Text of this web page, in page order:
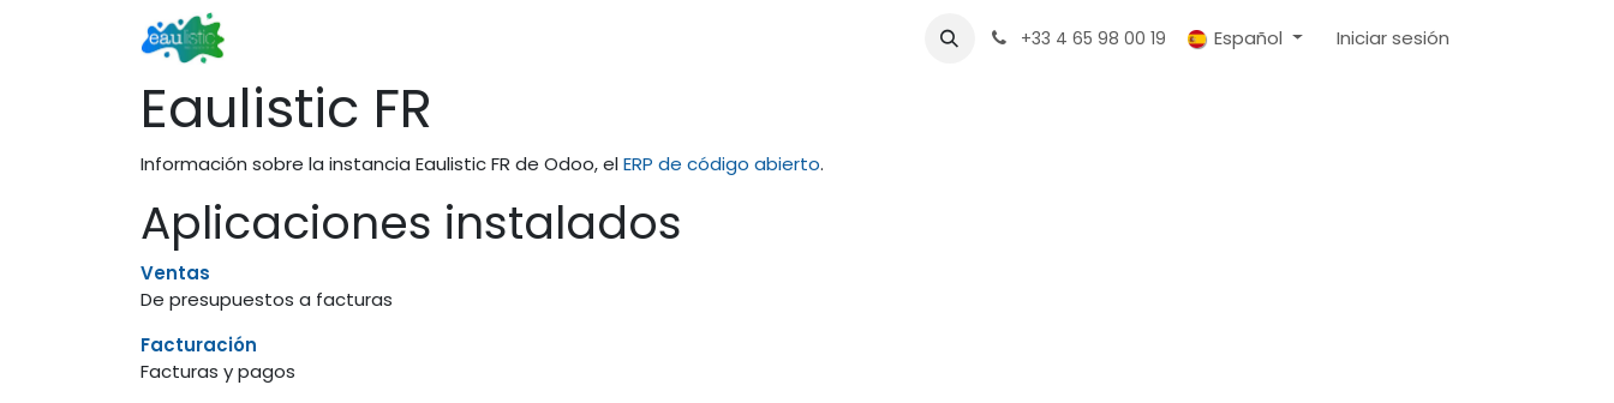
+33 4 65 98 00 19 Español Iniciar sesión
Eaulistic FR
Información sobre la instancia Eaulistic FR de Odoo, elERP de código abierto.
Aplicaciones instalados
Ventas
De presupuestos a facturas
Facturación
Facturas y pagos